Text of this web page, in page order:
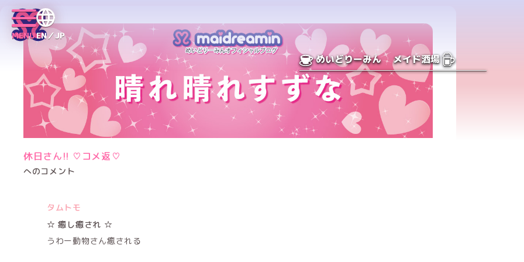
MENUEN／JP
めいどりーみん メイド酒場
休日さん!! ♡コメ返♡
へのコメント
タムトモ
☆ 癒し癒され ☆
うわー動物さん癒される